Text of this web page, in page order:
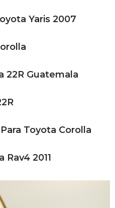
Yaris 2007
22R Guatemala
Toyota Corolla
2011